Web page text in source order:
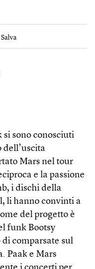
si sono conosciuti
dell’uscita
Mars nel tour
e la passione
i dischi della
li hanno convinti a
del progetto è
funk Bootsy
comparsate sul
Paak e Mars